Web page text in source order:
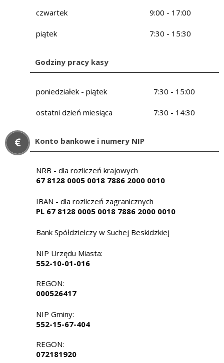
czwartek 9:00 - 17:00
piątek 7:30 - 15:30
Godziny pracy kasy
poniedziałek - piątek 7:30 - 15:00
ostatni dzień miesiąca 7:30 - 14:30
Konto bankowe i numery NIP
NRB - dla rozliczeń krajowych
67 8128 0005 0018 7886 2000 0010
IBAN - dla rozliczeń zagranicznych
PL 67 8128 0005 0018 7886 2000 0010
Bank Spółdzielczy w Suchej Beskidzkiej
NIP Urzędu Miasta:
552-10-01-016
REGON:
000526417
NIP Gminy:
552-15-67-404
REGON:
072181920